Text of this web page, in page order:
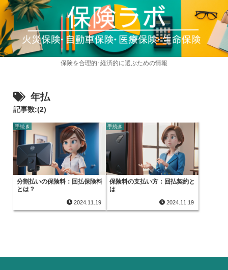
保険を合理的･経済的に選ぶための情報
年払
記事数:(2)
手続き
分割払いの保険料：回払保険料
とは？
2024.11.19
手続き
保険料の支払い方：回払契約と
は
2024.11.19